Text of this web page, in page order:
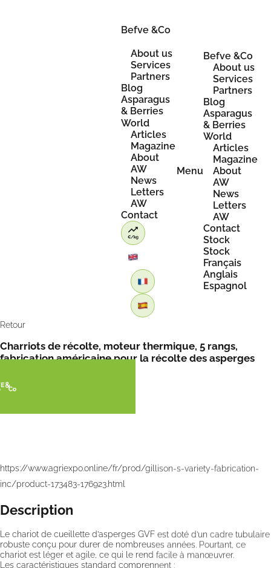
Befve &Co
About us
Services
Partners
Blog
Asparagus
& Berries
World
Articles
Magazine
About
AW
News
Letters
AW
Contact
Menu
Befve &Co
About us
Services
Partners
Blog
Asparagus
& Berries
World
Articles
Magazine
About
AW
News
Letters
AW
Contact
Stock
Stock
Français
Anglais
Espagnol
Retour
Charriots de récolte, moteur thermique, 5 rangs,
fabrication américaine pour la récolte des asperges
https://www.agriexpo.online/fr/prod/gillison-s-variety-fabrication-
inc/product-173483-176923.html
Description
Le chariot de cueillette d’asperges GVF est doté d’un cadre tubulaire
robuste conçu pour durer de nombreuses années. Pourtant, ce
chariot est léger et agile, ce qui le rend facile à manœuvrer.
Les caractéristiques standard comprennent :